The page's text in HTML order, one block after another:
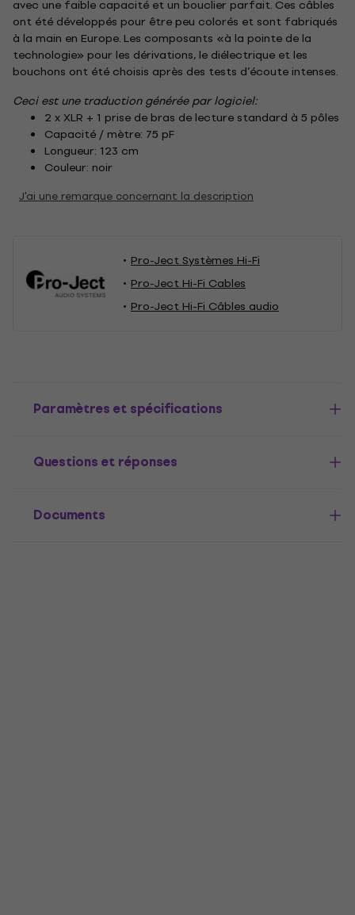
avec une faible capacité et un bouclier parfait. Ces câbles
ont été développés pour être peu colorés et sont fabriqués
à la main en Europe. Les composants «à la pointe de la
technologie» pour les dérivations, le diélectrique et les
bouchons ont été choisis après des tests d’écoute intenses.
Ceci est une traduction générée par logiciel:
2 x XLR + 1 prise de bras de lecture standard à 5 pôles
Capacité / mètre: 75 pF
Longueur: 123 cm
Couleur: noir
J'ai une remarque concernant la description
Pro-Ject Systèmes Hi-Fi
Pro-Ject Hi-Fi Cables
Pro-Ject Hi-Fi Câbles audio
Paramètres et spécifications
Questions et réponses
Documents